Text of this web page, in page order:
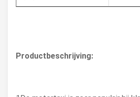
Productbeschrijving: